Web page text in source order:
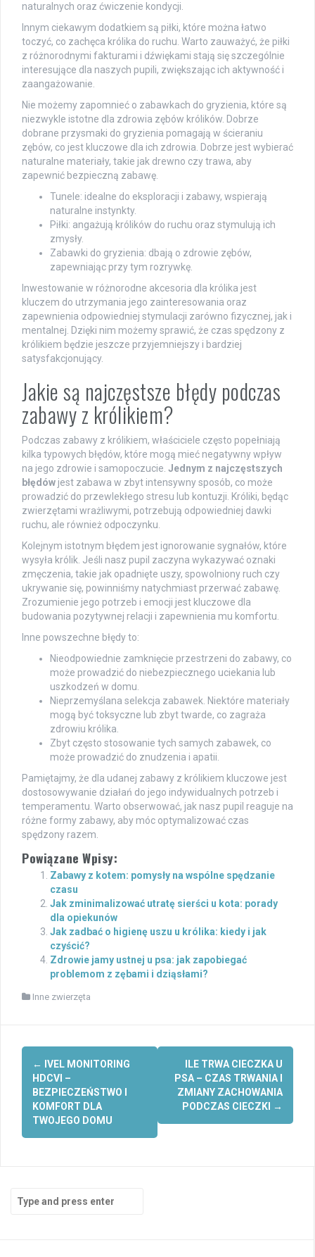
naturalnych oraz ćwiczenie kondycji.
Innym ciekawym dodatkiem są piłki, które można łatwo
toczyć, co zachęca królika do ruchu. Warto zauważyć, że piłki
z różnorodnymi fakturami i dźwiękami stają się szczególnie
interesujące dla naszych pupili, zwiększając ich aktywność i
zaangażowanie.
Nie możemy zapomnieć o zabawkach do gryzienia, które są
niezwykle istotne dla zdrowia zębów królików. Dobrze
dobrane przysmaki do gryzienia pomagają w ścieraniu
zębów, co jest kluczowe dla ich zdrowia. Dobrze jest wybierać
naturalne materiały, takie jak drewno czy trawa, aby
zapewnić bezpieczną zabawę.
Tunele: idealne do eksploracji i zabawy, wspierają
naturalne instynkty.
Piłki: angażują królików do ruchu oraz stymulują ich
zmysły.
Zabawki do gryzienia: dbają o zdrowie zębów,
zapewniając przy tym rozrywkę.
Inwestowanie w różnorodne akcesoria dla królika jest
kluczem do utrzymania jego zainteresowania oraz
zapewnienia odpowiedniej stymulacji zarówno fizycznej, jak i
mentalnej. Dzięki nim możemy sprawić, że czas spędzony z
królikiem będzie jeszcze przyjemniejszy i bardziej
satysfakcjonujący.
Jakie są najczęstsze błędy podczas
zabawy z królikiem?
Podczas zabawy z królikiem, właściciele często popełniają
kilka typowych błędów, które mogą mieć negatywny wpływ
na jego zdrowie i samopoczucie. Jednym z najczęstszych
błędów jest zabawa w zbyt intensywny sposób, co może
prowadzić do przewlekłego stresu lub kontuzji. Króliki, będąc
zwierzętami wrażliwymi, potrzebują odpowiedniej dawki
ruchu, ale również odpoczynku.
Kolejnym istotnym błędem jest ignorowanie sygnałów, które
wysyła królik. Jeśli nasz pupil zaczyna wykazywać oznaki
zmęczenia, takie jak opadnięte uszy, spowolniony ruch czy
ukrywanie się, powinniśmy natychmiast przerwać zabawę.
Zrozumienie jego potrzeb i emocji jest kluczowe dla
budowania pozytywnej relacji i zapewnienia mu komfortu.
Inne powszechne błędy to:
Nieodpowiednie zamknięcie przestrzeni do zabawy, co
może prowadzić do niebezpiecznego uciekania lub
uszkodzeń w domu.
Nieprzemyślana selekcja zabawek. Niektóre materiały
mogą być toksyczne lub zbyt twarde, co zagraża
zdrowiu królika.
Zbyt często stosowanie tych samych zabawek, co
może prowadzić do znudzenia i apatii.
Pamiętajmy, że dla udanej zabawy z królikiem kluczowe jest
dostosowywanie działań do jego indywidualnych potrzeb i
temperamentu. Warto obserwować, jak nasz pupil reaguje na
różne formy zabawy, aby móc optymalizować czas
spędzony razem.
Powiązane Wpisy:
Zabawy z kotem: pomysły na wspólne spędzanie
czasu
Jak zminimalizować utratę sierści u kota: porady
dla opiekunów
Jak zadbać o higienę uszu u królika: kiedy i jak
czyścić?
Zdrowie jamy ustnej u psa: jak zapobiegać
problemom z zębami i dziąsłami?
Inne zwierzęta
Post
navigation
← IVEL MONITORING
HDCVI –
BEZPIECZEŃSTWO I
KOMFORT DLA
TWOJEGO DOMU
ILE TRWA CIECZKA U
PSA – CZAS TRWANIA I
ZMIANY ZACHOWANIA
PODCZAS CIECZKI →
Search
for: